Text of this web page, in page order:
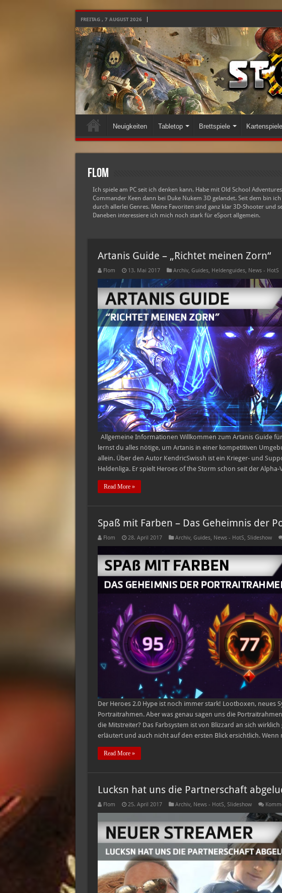
FREITAG , 7 AUGUST 2026
Neuigkeiten Tabletop Brettspiele Kartenspiele
Flom
Ich spiele am PC seit ich denken kann. Habe mit Old School
Commander Keen dann bei Duke Nukem 3D gelandet. Seit dem bin
durch allerlei Genres. Meine Favoriten sind ganz klar 3D-Shooter und
Daneben interessiere ich mich noch stark für eSport allgemein.
Artanis Guide – „Richtet meinen Zorn“
Flom 13. Mai 2017 Archiv, Guides, Heldenguides, News - HotS
Allgemeine Informationen Willkommen zum Artanis Guide
lernst du alles nötige, um Artanis in einer kompetitiven
allein. Über den Autor KendricSwissh ist ein Krieger- und
Heldenliga. Er spielt Heroes of the Storm schon seit der Alpha-
Read More »
Spaß mit Farben – Das Geheimnis der
Flom 28. April 2017 Archiv, Guides, News - HotS, Slideshow
Der Heroes 2.0 Hype ist noch immer stark! Lootboxen, neues
Portraitrahmen. Aber was genau sagen uns die
die Mitstreiter? Das Farbsystem ist von Blizzard an sich
erläutert und auch nicht auf den ersten Blick ersichtlich.
Read More »
Lucksn hat uns die Partnerschaft
Flom 25. April 2017 Archiv, News - HotS, Slideshow